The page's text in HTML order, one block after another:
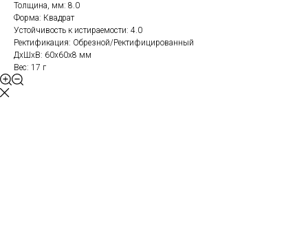
Толщина, мм: 8.0
Форма: Квадрат
Устойчивость к истираемости: 4.0
Ректификация: Обрезной/Ректифицированный
ДxШxВ: 60x60x8 мм
Вес: 17 г